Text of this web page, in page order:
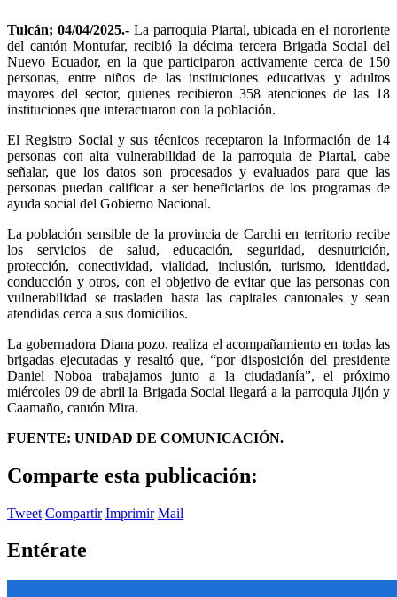
Tulcán; 04/04/2025.-La parroquia Piartal, ubicada en el nororiente
del cantón Montufar, recibió la décima tercera Brigada Social del
Nuevo Ecuador, en la que participaron activamente cerca de 150
personas, entre niños de las instituciones educativas y adultos
mayores del sector, quienes recibieron 358 atenciones de las 18
instituciones que interactuaron con la población.
El Registro Social y sus técnicos receptaron la información de 14
personas con alta vulnerabilidad de la parroquia de Piartal, cabe
señalar, que los datos son procesados y evaluados para que las
personas puedan calificar a ser beneficiarios de los programas de
ayuda social del Gobierno Nacional.
La población sensible de la provincia de Carchi en territorio recibe
los servicios de salud, educación, seguridad, desnutrición,
protección, conectividad, vialidad, inclusión, turismo, identidad,
conducción y otros, con el objetivo de evitar que las personas con
vulnerabilidad se trasladen hasta las capitales cantonales y sean
atendidas cerca a sus domicilios.
La gobernadora Diana pozo, realiza el acompañamiento en todas las
brigadas ejecutadas y resaltó que, “por disposición del presidente
Daniel Noboa trabajamos junto a la ciudadanía”, el próximo
miércoles 09 de abril la Brigada Social llegará a la parroquia Jijón y
Caamaño, cantón Mira.
FUENTE: UNIDAD DE COMUNICACIÓN.
Comparte esta publicación:
Tweet Compartir Imprimir Mail
Entérate